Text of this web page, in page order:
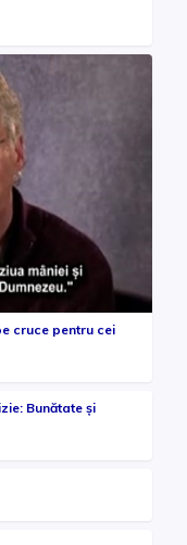
cruce pentru cei
Bunătate și